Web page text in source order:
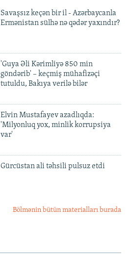
Savaşsız keçən bir il - Azərbaycanla
Ermənistan sülhə nə qədər yaxındır?
'Guya Əli Kərimliyə 850 min
göndərib' – keçmiş mühafizəçi
tutuldu, Bakıya verilə bilər
Elvin Mustafayev azadlıqda:
'Milyonluq yox, minlik korrupsiya
var'
Gürcüstan ali təhsili pulsuz etdi
Bölmənin bütün materialları burada